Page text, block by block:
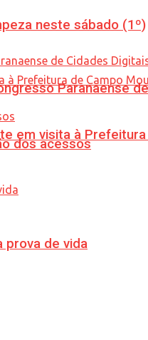
neste sábado (1º)
em visita à
prova de vida
Paranaense
dos acessos